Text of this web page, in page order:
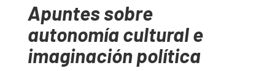
Apuntes sobre
autonomía cultural e
imaginación política